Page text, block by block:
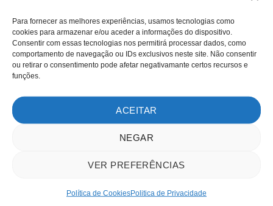
Para fornecer as melhores experiências, usamos tecnologias como
cookies para armazenar e/ou aceder a informações do dispositivo.
Consentir com essas tecnologias nos permitirá processar dados, como
comportamento de navegação ou IDs exclusivos neste site. Não consentir
ou retirar o consentimento pode afetar negativamante certos recursos e
funções.
ACEITAR
NEGAR
VER PREFERÊNCIAS
Política de CookiesPolitica de Privacidade
automaticamente um e-mail a indicar que o pagamento foi
efetuado com sucesso. O pagamento apenas é valido para
a GstarCAD após a confirmação por parte da entidade
bancária.
Transferência Bancária
SOLIDCALC, Lda
enviar um e-mail para info@gstarcad.pt, com o